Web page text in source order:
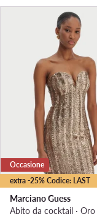
extra -25% Codice: LAST
Occasione
Marciano Guess
Abito da cocktail · Oro